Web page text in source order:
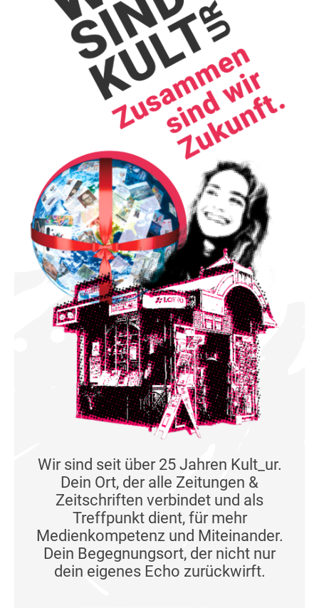
Wir sind seit über 25 Jahren Kult_ur.
Dein Ort, der alle Zeitungen &
Zeitschriften verbindet und als
Treffpunkt dient, für mehr
Medienkompetenz und Miteinander.
Dein Begegnungsort, der nicht nur
dein eigenes Echo zurückwirft.